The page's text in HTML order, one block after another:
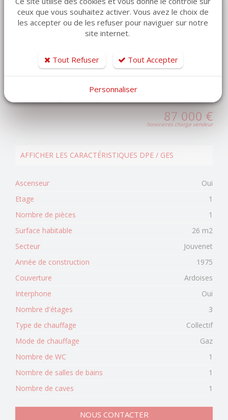
Copropriété de 20 lots.
Charges annuelles : 1948 euros.
Nombre de lots de la copropriété :20
Charges annuelles :1948 € / an
Les informations sur les risques auxquels ce bien est
exposé sont disponibles sur le site Géorisques
87 000 €
honoraires charge vendeur
AFFICHER LES CARACTÉRISTIQUES DPE / GES
Ascenseur
Oui
Etage
1
Nombre de pièces
1
Surface habitable
26 m2
Secteur
Jouvenet
Année de construction
1975
Couverture
Ardoises
Interphone
Oui
Nombre d'étages
3
Type de chauffage
Collectif
Mode de chauffage
Gaz
Nombre de WC
1
Nombre de salles de bains
1
Nombre de caves
1
NOUS CONTACTER
ceux que vous souhaitez activer. Vous avez le choix de
les accepter ou de les refuser pour naviguer sur notre
site internet.
Tout Refuser Tout Accepter
Personnaliser